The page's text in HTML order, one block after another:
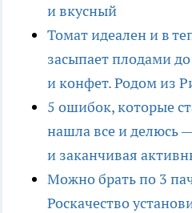
и вкусный
Томат идеален и в
засыпает плодами
и конфет. Родом из
5 ошибок, которые
нашла все и делюсь
и заканчивая
Можно брать по 3
Роскачество